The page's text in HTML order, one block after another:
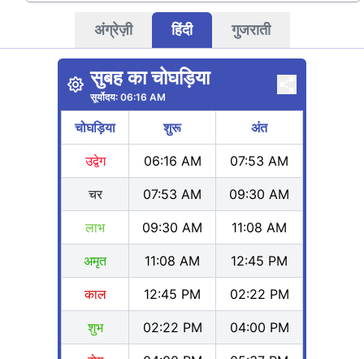
अंग्रेज़ी हिंदी गुजराती
सुबह का चोघड़िया
सूर्योदय:06:16 AM
चोघड़िया शुरू अंत
उद्वेग 06:16 AM 07:53 AM
चर 07:53 AM 09:30 AM
लाभ 09:30 AM 11:08 AM
अमृत 11:08 AM 12:45 PM
काल 12:45 PM 02:22 PM
शुभ 02:22 PM 04:00 PM